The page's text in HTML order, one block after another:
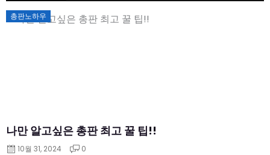
총판노하우
나만 알고싶은 총판 최고 꿀 팁!!
Posted
on
10월 31, 2024 0